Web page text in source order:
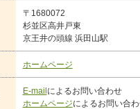
〒1680072
杉並区高井戸東
京王井の頭線 浜田山駅
ホームページ
E-mail によるお問い合わせ
ホームページによるお問い合